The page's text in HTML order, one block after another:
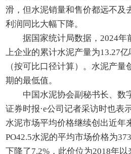
滑，但水泥销量和售价都远不及
利润同比大幅下降。
据国家统计局数据，2024年
上企业的累计水泥产量为13.27
（按可比口径计算）。水泥产量
期的最低值。
中国水泥协会副秘书长、数
证券时报·e公司记者采访时也表
水泥市场平均价格继续创出近年
PO42.5水泥的平均市场价格为
下降了7.2%，此价位为2018年以